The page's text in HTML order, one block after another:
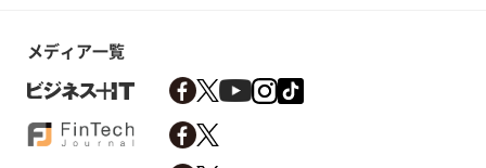
メディア一覧